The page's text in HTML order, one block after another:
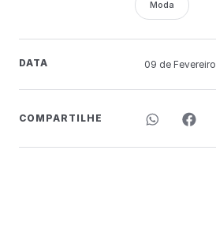
Moda
DATA 09 de Fevereiro
COMPARTILHE